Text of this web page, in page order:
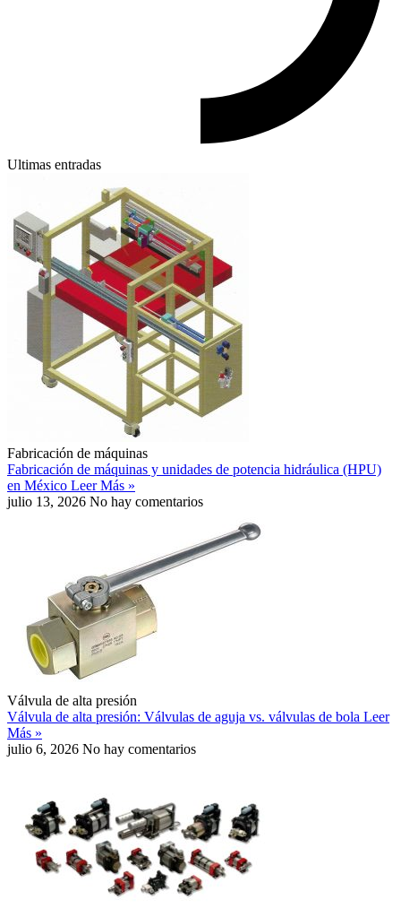
Ultimas entradas
Fabricación de máquinas
Fabricación de máquinas y unidades de potencia hidráulica (HPU)
en México Leer Más »
julio 13, 2026 No hay comentarios
Válvula de alta presión
Válvula de alta presión: Válvulas de aguja vs. válvulas de bola Leer
Más »
julio 6, 2026 No hay comentarios